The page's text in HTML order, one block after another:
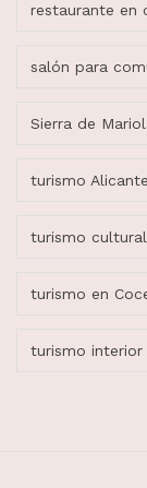
restaurante en
salón para
Sierra de
turismo Alicante
turismo cultural
turismo en
turismo interior